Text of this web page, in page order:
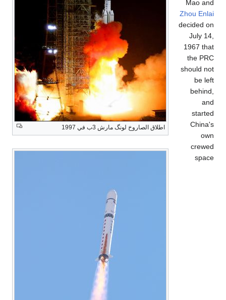
اطلاق الصاروخ لونگ مارش 3ب في 1997
Mao and
Zhou Enlai
decided on
July 14,
1967 that
the PRC
should not
be left
behind,
and
started
China's
own
crewed
space